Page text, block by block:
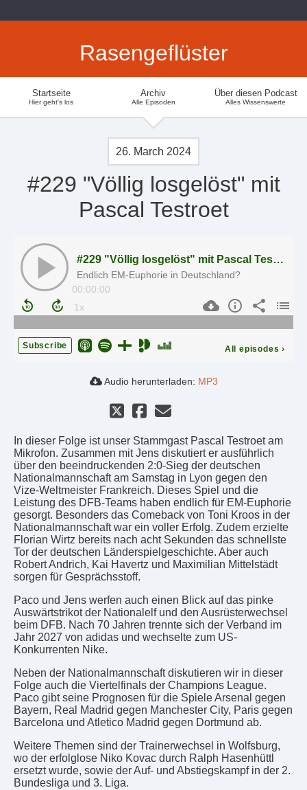
Rasengeflüster
Startseite
Hier geht's los
Archiv
Alle Episoden
Über diesen Podcast
Alles Wissenswerte
26. March 2024
#229 "Völlig losgelöst" mit
Pascal Testroet
#229 "Völlig losgelöst" mit Pascal Testroet
Endlich EM-Euphorie in Deutschland?
00:00:00
Subscribe All episodes ›
Audio herunterladen: MP3
In dieser Folge ist unser Stammgast Pascal Testroet am
Mikrofon. Zusammen mit Jens diskutiert er ausführlich
über den beeindruckenden 2:0-Sieg der deutschen
Nationalmannschaft am Samstag in Lyon gegen den
Vize-Weltmeister Frankreich. Dieses Spiel und die
Leistung des DFB-Teams haben endlich für EM-Euphorie
gesorgt. Besonders das Comeback von Toni Kroos in der
Nationalmannschaft war ein voller Erfolg. Zudem erzielte
Florian Wirtz bereits nach acht Sekunden das schnellste
Tor der deutschen Länderspielgeschichte. Aber auch
Robert Andrich, Kai Havertz und Maximilian Mittelstädt
sorgen für Gesprächsstoff.
Paco und Jens werfen auch einen Blick auf das pinke
Auswärtstrikot der Nationalelf und den Ausrüsterwechsel
beim DFB. Nach 70 Jahren trennte sich der Verband im
Jahr 2027 von adidas und wechselte zum US-
Konkurrenten Nike.
Neben der Nationalmannschaft diskutieren wir in dieser
Folge auch die Viertelfinals der Champions League.
Paco gibt seine Prognosen für die Spiele Arsenal gegen
Bayern, Real Madrid gegen Manchester City, Paris gegen
Barcelona und Atletico Madrid gegen Dortmund ab.
Weitere Themen sind der Trainerwechsel in Wolfsburg,
wo der erfolglose Niko Kovac durch Ralph Hasenhüttl
ersetzt wurde, sowie der Auf- und Abstiegskampf in der 2.
Bundesliga und 3. Liga.